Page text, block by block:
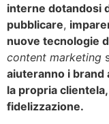
interne dotandosi
pubblicare,
nuove tecnologie
content marketing
aiuteranno i brand
la propria
fidelizzazione.